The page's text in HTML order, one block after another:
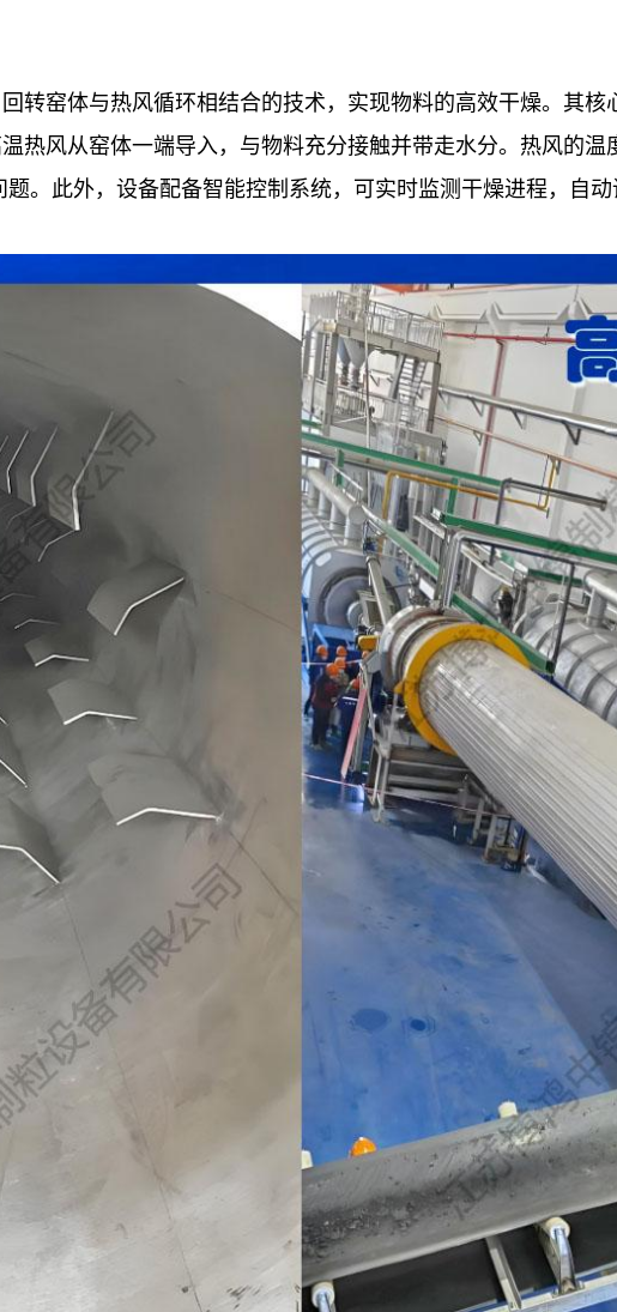
转窑体与热风循环相结合的技术，实现物料的高效干燥。其
热风从窑体一端导入，与物料充分接触并带走水分。热风的
。此外，设备配备智能控制系统，可实时监测干燥进程，自